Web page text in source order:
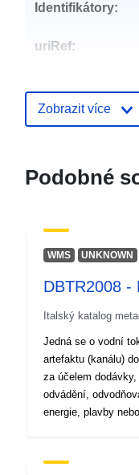
Identifikátory:
uriRef:
Typ:
Zobrazit více
Podobné
WMS UNKNOWN
DBTR2008 -
Italský katalog
Jedná se o vodní
artefaktu (kanálu)
za účelem
odvádění,
energie, plavby nebo jiného. Obvykle
kontinuity, s